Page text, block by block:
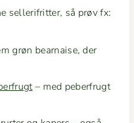
sel­l­er­ifrit­ter, så prøv fx:
grøn bear­naise, der
– med peber­frugt